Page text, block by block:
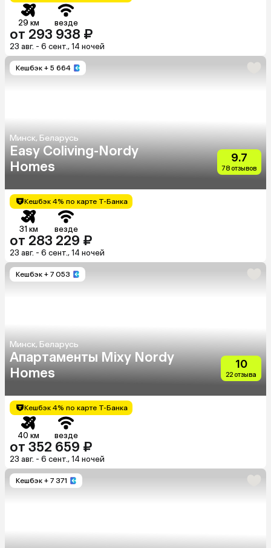
29 км везде
от 293 938 ₽
23 авг. - 6 сент., 14 ночей
Кешбэк + 5 664
Минск, Беларусь
Easy Coliving-Nordy
Homes
9.7
78 отзывов
Кешбэк 4% по карте Т-Банка
31 км везде
от 283 229 ₽
23 авг. - 6 сент., 14 ночей
Кешбэк + 7 053
Минск, Беларусь
Апартаменты Mixy Nordy
Homes
10
22 отзыва
Кешбэк 4% по карте Т-Банка
40 км везде
от 352 659 ₽
23 авг. - 6 сент., 14 ночей
Кешбэк + 7 371